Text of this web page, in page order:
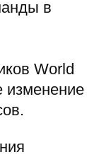
в
World
изменение